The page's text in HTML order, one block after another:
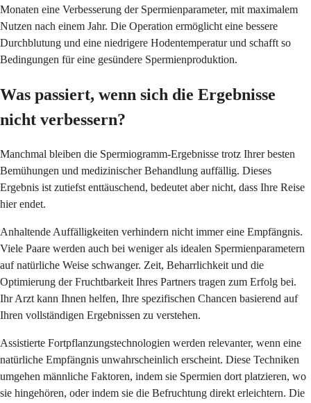
Monaten eine Verbesserung der Spermienparameter, mit maximalem
Nutzen nach einem Jahr. Die Operation ermöglicht eine bessere
Durchblutung und eine niedrigere Hodentemperatur und schafft so
Bedingungen für eine gesündere Spermienproduktion.
Was passiert, wenn sich die Ergebnisse
nicht verbessern?
Manchmal bleiben die Spermiogramm-Ergebnisse trotz Ihrer besten
Bemühungen und medizinischer Behandlung auffällig. Dieses
Ergebnis ist zutiefst enttäuschend, bedeutet aber nicht, dass Ihre Reise
hier endet.
Anhaltende Auffälligkeiten verhindern nicht immer eine Empfängnis.
Viele Paare werden auch bei weniger als idealen Spermienparametern
auf natürliche Weise schwanger. Zeit, Beharrlichkeit und die
Optimierung der Fruchtbarkeit Ihres Partners tragen zum Erfolg bei.
Ihr Arzt kann Ihnen helfen, Ihre spezifischen Chancen basierend auf
Ihren vollständigen Ergebnissen zu verstehen.
Assistierte Fortpflanzungstechnologien werden relevanter, wenn eine
natürliche Empfängnis unwahrscheinlich erscheint. Diese Techniken
umgehen männliche Faktoren, indem sie Spermien dort platzieren, wo
sie hingehören, oder indem sie die Befruchtung direkt erleichtern. Die